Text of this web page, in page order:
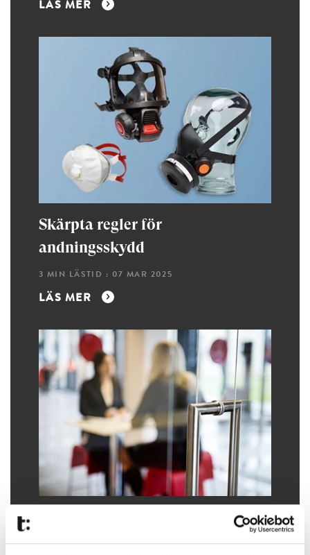
LÄS MER
Skärpta regler för
andningsskydd
3 MIN LÄSTID : 07 MAR 2025
LÄS MER
Tänk på detta vid arbetsbrist
5 MIN LÄSTID : 13 SEP 2024